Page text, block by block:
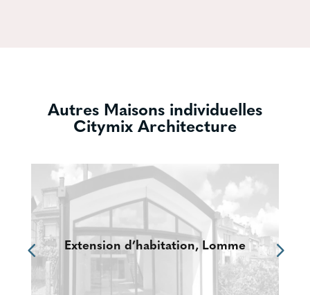
Autres Maisons individuelles
Citymix Architecture
Extension d’habitation, Lomme